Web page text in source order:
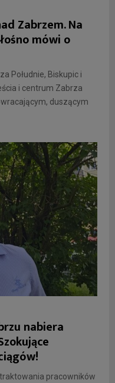
Zabrzem. Na
mówi o
Południe, Biskupic i
i centrum Zabrza
duszącym
nabiera
pracowników